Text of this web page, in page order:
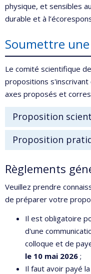
physique, et sensibles
durable et à
Soumettre
Le comité scientifique
propositions
axes proposés et
Proposition
Proposition
Règlements
Veuillez prendre
de préparer votre
Il est obligatoire
d'une
colloque et de
le 10 mai 2026 ;
Il faut avoir payé